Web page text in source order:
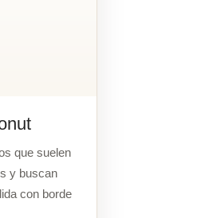
que suelen
y buscan
con borde